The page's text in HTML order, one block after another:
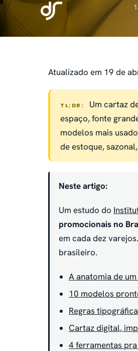
Atualizado em 19 de
TL;DR:
Um cartaz
espaço, fonte
modelos mais
de estoque,
Neste artigo:
Um estudo do
promocionais no
em cada dez
brasileiro.
A anatomia de
10 modelos
Regras
Cartaz digital,
4 ferramentas